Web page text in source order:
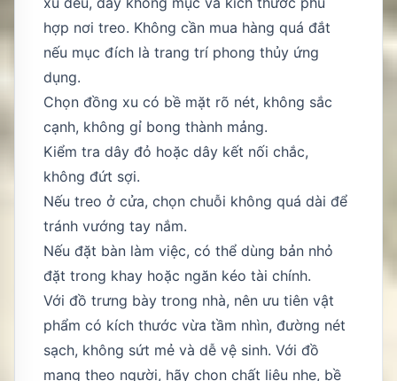
hợp nơi treo. Không cần mua hàng quá đắt
nếu mục đích là trang trí phong thủy ứng
dụng.
Chọn đồng xu có bề mặt rõ nét, không sắc
cạnh, không gỉ bong thành mảng.
Kiểm tra dây đỏ hoặc dây kết nối chắc,
không đứt sợi.
Nếu treo ở cửa, chọn chuỗi không quá dài để
tránh vướng tay nắm.
Nếu đặt bàn làm việc, có thể dùng bản nhỏ
đặt trong khay hoặc ngăn kéo tài chính.
Với đồ trưng bày trong nhà, nên ưu tiên vật
phẩm có kích thước vừa tầm nhìn, đường nét
sạch, không sứt mẻ và dễ vệ sinh. Với đồ
mang theo người, hãy chọn chất liệu nhẹ, bề